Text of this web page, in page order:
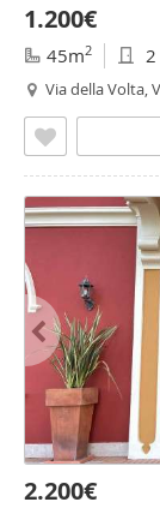
1.200€
45m2 2
Via della Volta,
2.200€